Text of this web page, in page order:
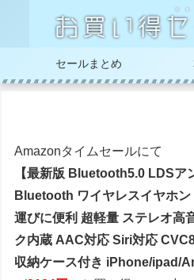
セールまとめ
Amazonタイムセールにて
【最新版 Bluetooth5.0 LDSア
Bluetooth ワイヤレスイヤホ
運びに便利 超軽量 ステレオ高
ク内蔵 AAC対応 Siri対応
収納ケース付き iPhone/ipad/